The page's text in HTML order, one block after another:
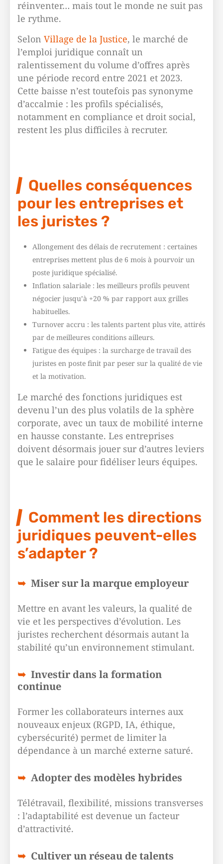
réinventer… mais tout le monde ne suit pas
le rythme.
Selon Village de la Justice, le marché de
l’emploi juridique connaît un
ralentissement du volume d’offres après
une période record entre 2021 et 2023.
Cette baisse n’est toutefois pas synonyme
d’accalmie : les profils spécialisés,
notamment en compliance et droit social,
restent les plus difficiles à recruter.
Quelles conséquences
pour les entreprises et
les juristes ?
Allongement des délais de recrutement : certaines
entreprises mettent plus de 6 mois à pourvoir un
poste juridique spécialisé.
Inflation salariale : les meilleurs profils peuvent
négocier jusqu’à +20 % par rapport aux grilles
habituelles.
Turnover accru : les talents partent plus vite, attirés
par de meilleures conditions ailleurs.
Fatigue des équipes : la surcharge de travail des
juristes en poste finit par peser sur la qualité de vie
et la motivation.
Le marché des fonctions juridiques est
devenu l’un des plus volatils de la sphère
corporate, avec un taux de mobilité interne
en hausse constante. Les entreprises
doivent désormais jouer sur d’autres leviers
que le salaire pour fidéliser leurs équipes.
Comment les directions
juridiques peuvent-elles
s’adapter ?
Miser sur la marque employeur
Mettre en avant les valeurs, la qualité de
vie et les perspectives d’évolution. Les
juristes recherchent désormais autant la
stabilité qu’un environnement stimulant.
Investir dans la formation
continue
Former les collaborateurs internes aux
nouveaux enjeux (RGPD, IA, éthique,
cybersécurité) permet de limiter la
dépendance à un marché externe saturé.
Adopter des modèles hybrides
Télétravail, flexibilité, missions transverses
: l’adaptabilité est devenue un facteur
d’attractivité.
Cultiver un réseau de talents